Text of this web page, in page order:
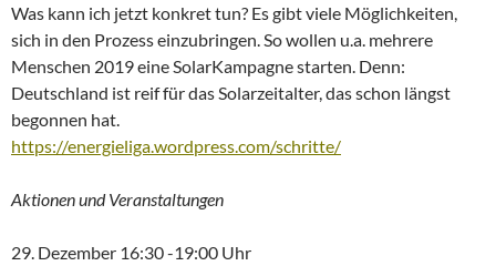
Was kann ich jetzt konkret tun? Es gibt viele Möglichkeiten,
sich in den Prozess einzubringen. So wollen u.a. mehrere
Menschen 2019 eine SolarKampagne starten. Denn:
Deutschland ist reif für das Solarzeitalter, das schon längst
begonnen hat.
https://energieliga.wordpress.com/schritte/
Aktionen und Veranstaltungen
29. Dezember 16:30 -19:00 Uhr